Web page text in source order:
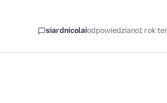
siardnicolaiodpowiedziano1 rok